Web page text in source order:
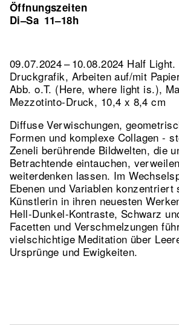
Öffnungszeiten
Di–Sa 11–18h
09.07.2024 – 10.08.2024 Half
Druckgrafik, Arbeiten auf/mit
Abb. o.T. (Here, where light is.),
Mezzotinto-Druck, 10,4 x 8,4 cm
Diffuse Verwischungen,
Formen und komplexe Collagen -
Zeneli berührende Bildwelten, die
Betrachtende eintauchen,
weiterdenken lassen. Im
Ebenen und Variablen konzentriert
Künstlerin in ihren neuesten
Hell-Dunkel-Kontraste, Schwarz
Facetten und Verschmelzungen
vielschichtige Meditation über
Ursprünge und Ewigkeiten.